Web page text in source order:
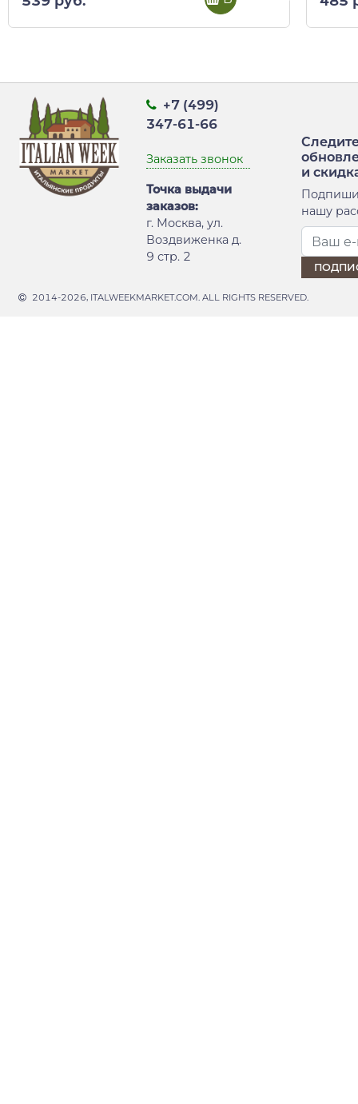
+7 (499)
347-61-66
Заказать звонок
Точка выдачи
заказов:
г. Москва, ул.
Воздвиженка д.
9 стр. 2
и
нашу
2014-2026, ITALWEEKMARKET.COM. ALL RIGHTS RESERVED.